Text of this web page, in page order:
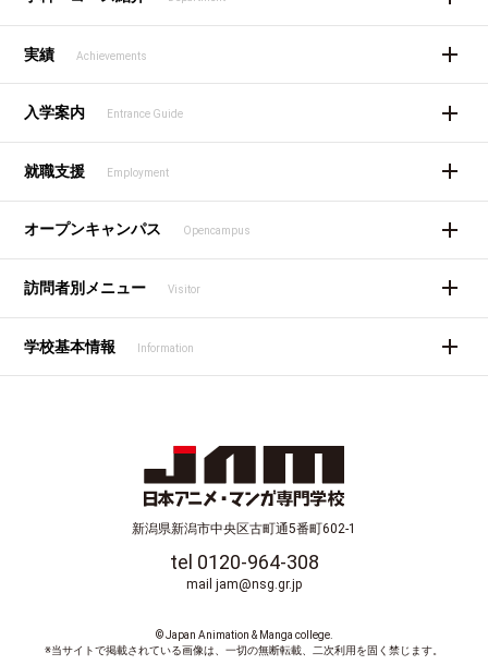
実績 Achievements
入学案内 Entrance Guide
就職支援 Employment
オープンキャンパス Opencampus
訪問者別メニュー Visitor
学校基本情報 Information
新潟県新潟市中央区古町通5番町602-1
tel 0120-964-308
mail jam@nsg.gr.jp
© Japan Animation & Manga college.
※当サイトで掲載されている画像は、一切の無断転載、二次利用を固く禁じます。